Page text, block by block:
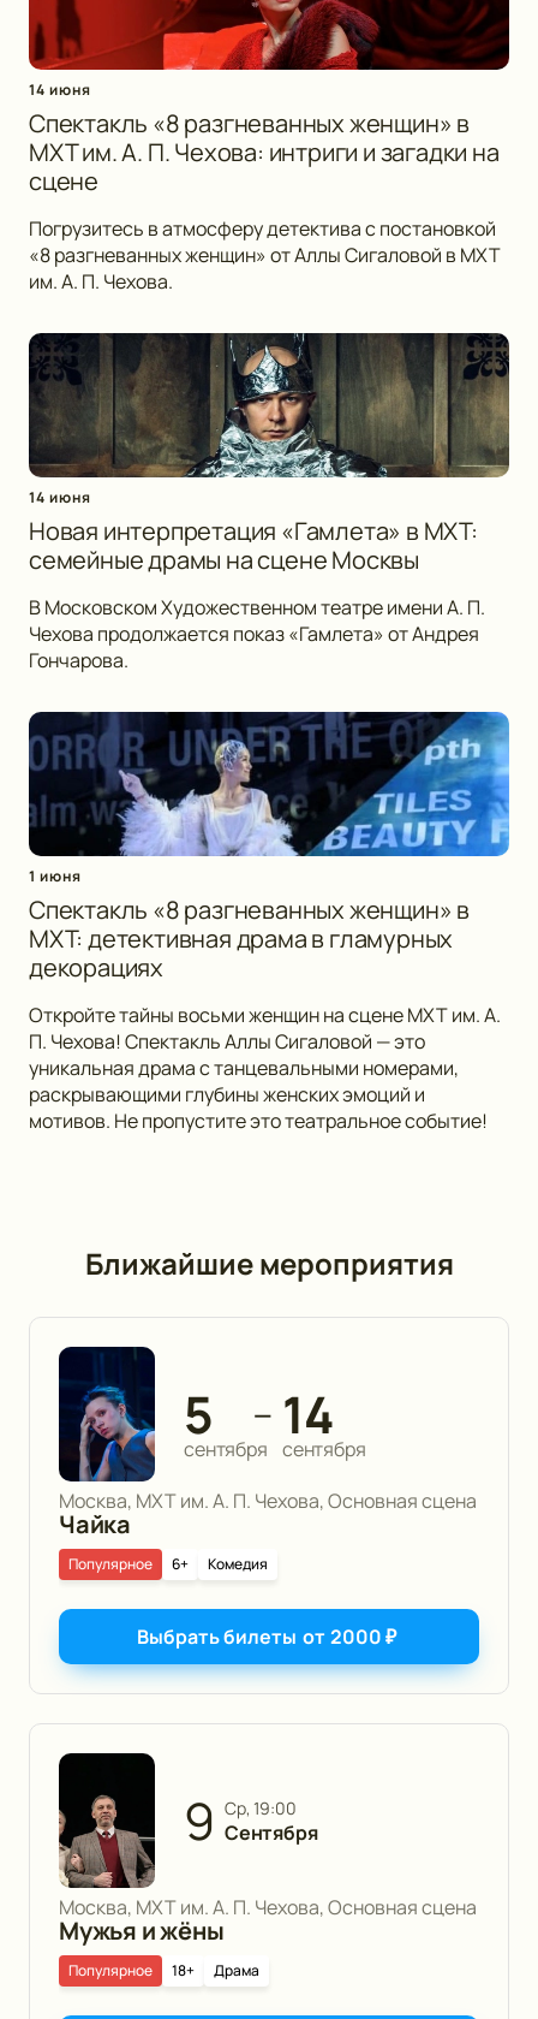
14 июня
Спектакль «8 разгневанных женщин» в
МХТ им. А. П. Чехова: интриги и загадки на
сцене
Погрузитесь в атмосферу детектива с постановкой
«8 разгневанных женщин» от Аллы Сигаловой в МХТ
им. А. П. Чехова.
14 июня
Новая интерпретация «Гамлета» в МХТ:
семейные драмы на сцене Москвы
В Московском Художественном театре имени А. П.
Чехова продолжается показ «Гамлета» от Андрея
Гончарова.
1 июня
Спектакль «8 разгневанных женщин» в
МХТ: детективная драма в гламурных
декорациях
Откройте тайны восьми женщин на сцене МХТ им. А.
П. Чехова! Спектакль Аллы Сигаловой — это
уникальная драма с танцевальными номерами,
раскрывающими глубины женских эмоций и
мотивов. Не пропустите это театральное событие!
Ближайшие мероприятия
5
сентября
— 14
сентября
Москва, МХТ им. А. П. Чехова, Основная сцена
Чайка
6+ Комедия
Популярное
Выбрать билеты от2000₽
9 ср, 19:00
Сентября
Москва, МХТ им. А. П. Чехова, Основная сцена
Мужья и жёны
18+ Драма
Популярное